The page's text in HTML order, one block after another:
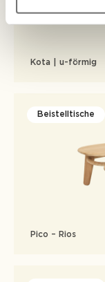
Kota | u-förmig
Beistelltische
Pico – Rios